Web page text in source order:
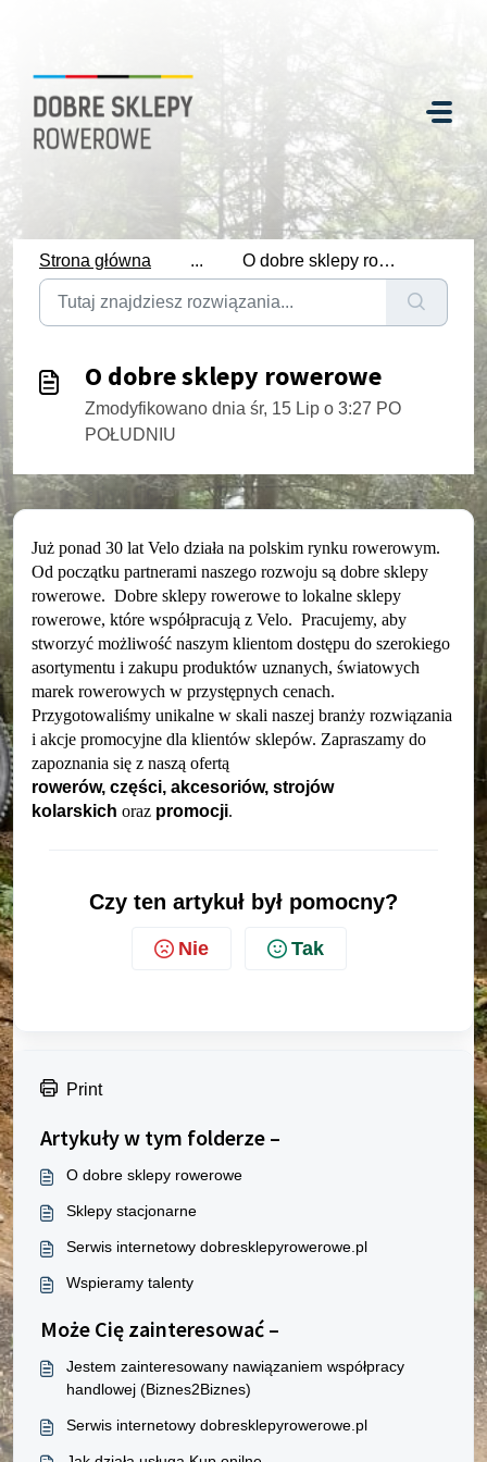
Strona główna ... O dobre sklepy rowerowe
O dobre sklepy rowerowe
Zmodyfikowano dnia śr, 15 Lip o 3:27 PO
POŁUDNIU
Już ponad 30 lat Velo działa na polskim rynku rowerowym.
Od początku partnerami naszego rozwoju są dobre sklepy
rowerowe. Dobre sklepy rowerowe to lokalne sklepy
rowerowe, które współpracują z Velo. Pracujemy, aby
stworzyć możliwość naszym klientom dostępu do szerokiego
asortymentu i zakupu produktów uznanych, światowych
marek rowerowych w przystępnych cenach.
Przygotowaliśmy unikalne w skali naszej branży rozwiązania
i akcje promocyjne dla klientów sklepów. Zapraszamy do
zapoznania się z naszą ofertą
rowerów, części, akcesoriów, strojów
kolarskich oraz promocji.
Czy ten artykuł był pomocny?
Nie Tak
Print
Artykuły w tym folderze –
O dobre sklepy rowerowe
Sklepy stacjonarne
Serwis internetowy dobresklepyrowerowe.pl
Wspieramy talenty
Może Cię zainteresować –
Jestem zainteresowany nawiązaniem współpracy
handlowej (Biznes2Biznes)
Serwis internetowy dobresklepyrowerowe.pl